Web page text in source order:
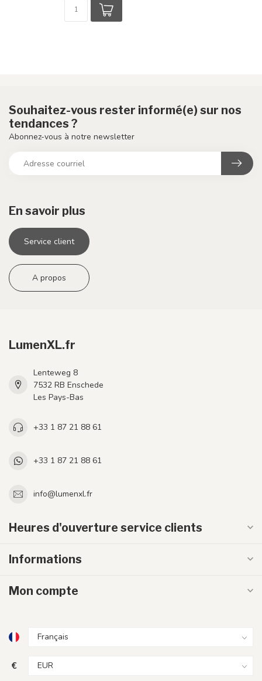
En savoir plus
Service client
A propos
Souhaitez-vous rester informé(e) sur nos
tendances ?
Abonnez-vous à notre newsletter
LumenXL.fr
Lenteweg 8
7532 RB Enschede
Les Pays-Bas
+33 1 87 21 88 61
+33 1 87 21 88 61
info@lumenxl.fr
Heures d'ouverture service clients
Informations
Mon compte
€